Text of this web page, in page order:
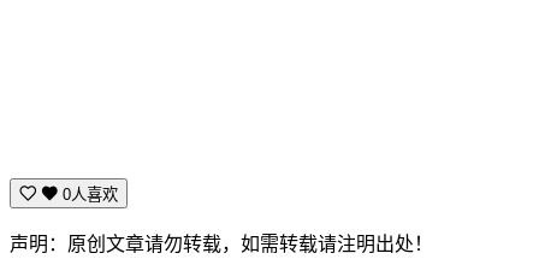
0人喜欢
声明：原创文章请勿转载，如需转载请注明出处！